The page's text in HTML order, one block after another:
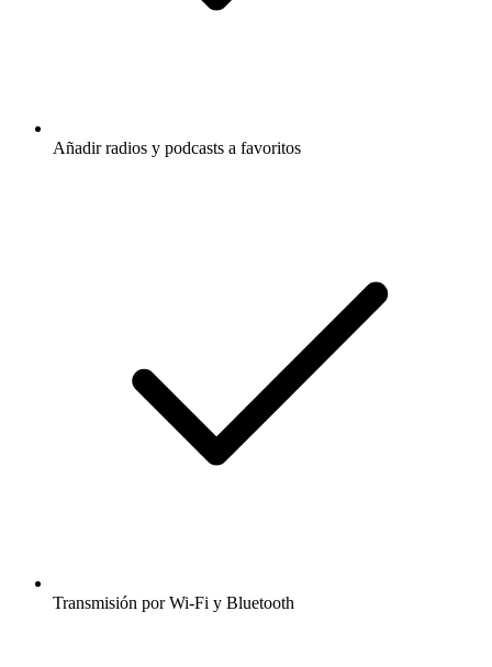
Añadir radios y podcasts a favoritos
Transmisión por Wi-Fi y Bluetooth